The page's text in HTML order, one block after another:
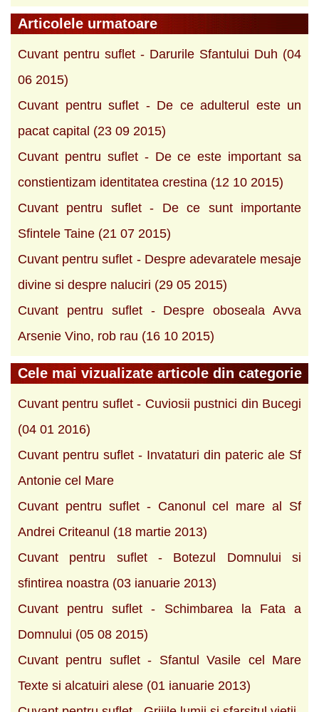
Articolele urmatoare
Cuvant pentru suflet - Darurile Sfantului Duh (04
06 2015)
Cuvant pentru suflet - De ce adulterul este un
pacat capital (23 09 2015)
Cuvant pentru suflet - De ce este important sa
constientizam identitatea crestina (12 10 2015)
Cuvant pentru suflet - De ce sunt importante
Sfintele Taine (21 07 2015)
Cuvant pentru suflet - Despre adevaratele mesaje
divine si despre naluciri (29 05 2015)
Cuvant pentru suflet - Despre oboseala Avva
Arsenie Vino, rob rau (16 10 2015)
Cele mai vizualizate articole din categorie
Cuvant pentru suflet - Cuviosii pustnici din Bucegi
(04 01 2016)
Cuvant pentru suflet - Invataturi din pateric ale Sf
Antonie cel Mare
Cuvant pentru suflet - Canonul cel mare al Sf
Andrei Criteanul (18 martie 2013)
Cuvant pentru suflet - Botezul Domnului si
sfintirea noastra (03 ianuarie 2013)
Cuvant pentru suflet - Schimbarea la Fata a
Domnului (05 08 2015)
Cuvant pentru suflet - Sfantul Vasile cel Mare
Texte si alcatuiri alese (01 ianuarie 2013)